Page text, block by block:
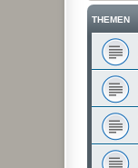
THEMEN